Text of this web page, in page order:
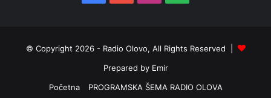
© Copyright 2026 - Radio Olovo, All Rights Reserved |
Prepared by Emir
Početna
PROGRAMSKA ŠEMA RADIO OLOVA